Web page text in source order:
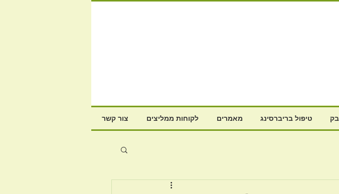
צור קשר לקוחות ממליצים מאמרים טיפול בריברסינג